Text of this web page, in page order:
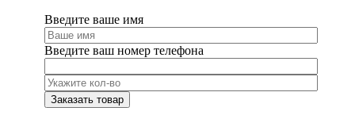
Введите ваше имя
Введите ваш номер телефона